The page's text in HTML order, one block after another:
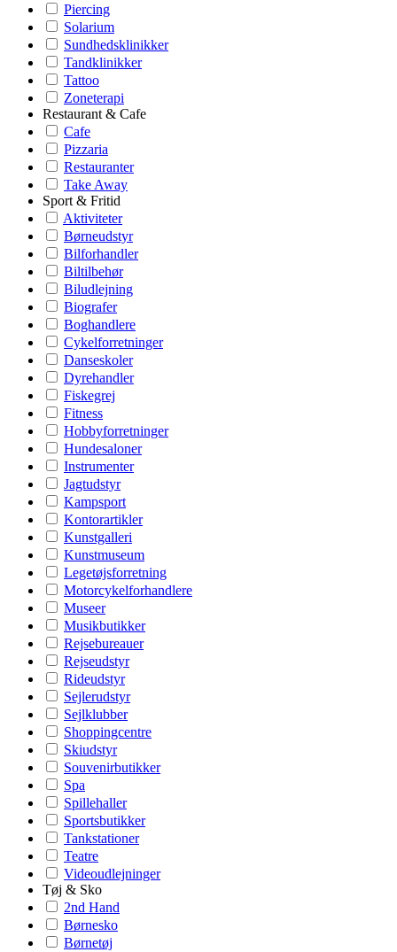
Piercing
Solarium
Sundhedsklinikker
Tandklinikker
Tattoo
Zoneterapi
Restaurant & Cafe
Cafe
Pizzaria
Restauranter
Take Away
Sport & Fritid
Aktiviteter
Børneudstyr
Bilforhandler
Biltilbehør
Biludlejning
Biografer
Boghandlere
Cykelforretninger
Danseskoler
Dyrehandler
Fiskegrej
Fitness
Hobbyforretninger
Hundesaloner
Instrumenter
Jagtudstyr
Kampsport
Kontorartikler
Kunstgalleri
Kunstmuseum
Legetøjsforretning
Motorcykelforhandlere
Museer
Musikbutikker
Rejsebureauer
Rejseudstyr
Rideudstyr
Sejlerudstyr
Sejlklubber
Shoppingcentre
Skiudstyr
Souvenirbutikker
Spa
Spillehaller
Sportsbutikker
Tankstationer
Teatre
Videoudlejninger
Tøj & Sko
2nd Hand
Børnesko
Børnetøj